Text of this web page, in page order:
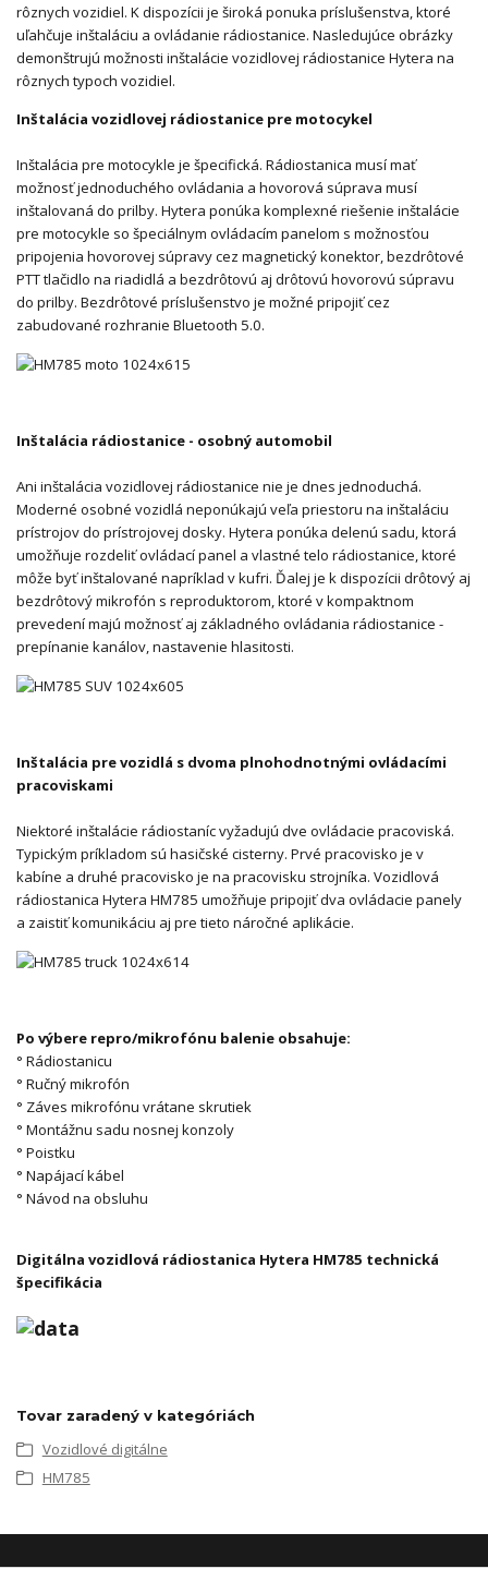
rôznych vozidiel. K dispozícii je široká ponuka príslušenstva, ktoré
uľahčuje inštaláciu a ovládanie rádiostanice. Nasledujúce obrázky
demonštrujú možnosti inštalácie vozidlovej rádiostanice Hytera na
rôznych typoch vozidiel.
Inštalácia vozidlovej rádiostanice pre motocykel
Inštalácia pre motocykle je špecifická. Rádiostanica musí mať
možnosť jednoduchého ovládania a hovorová súprava musí
inštalovaná do prilby. Hytera ponúka komplexné riešenie inštalácie
pre motocykle so špeciálnym ovládacím panelom s možnosťou
pripojenia hovorovej súpravy cez magnetický konektor, bezdrôtové
PTT tlačidlo na riadidlá a bezdrôtovú aj drôtovú hovorovú súpravu
do prilby. Bezdrôtové príslušenstvo je možné pripojiť cez
zabudované rozhranie Bluetooth 5.0.
Inštalácia rádiostanice - osobný automobil
Ani inštalácia vozidlovej rádiostanice nie je dnes jednoduchá.
Moderné osobné vozidlá neponúkajú veľa priestoru na inštaláciu
prístrojov do prístrojovej dosky. Hytera ponúka delenú sadu, ktorá
umožňuje rozdeliť ovládací panel a vlastné telo rádiostanice, ktoré
môže byť inštalované napríklad v kufri. Ďalej je k dispozícii drôtový aj
bezdrôtový mikrofón s reproduktorom, ktoré v kompaktnom
prevedení majú možnosť aj základného ovládania rádiostanice -
prepínanie kanálov, nastavenie hlasitosti.
Inštalácia pre vozidlá s dvoma plnohodnotnými ovládacími
pracoviskami
Niektoré inštalácie rádiostaníc vyžadujú dve ovládacie pracoviská.
Typickým príkladom sú hasičské cisterny. Prvé pracovisko je v
kabíne a druhé pracovisko je na pracovisku strojníka. Vozidlová
rádiostanica Hytera HM785 umožňuje pripojiť dva ovládacie panely
a zaistiť komunikáciu aj pre tieto náročné aplikácie.
Po výbere repro/mikrofónu balenie obsahuje:
° Rádiostanicu
° Ručný mikrofón
° Záves mikrofónu vrátane skrutiek
° Montážnu sadu nosnej konzoly
° Poistku
° Napájací kábel
° Návod na obsluhu
Digitálna vozidlová rádiostanica Hytera HM785 technická
špecifikácia
Tovar zaradený v kategóriách
Vozidlové digitálne
HM785